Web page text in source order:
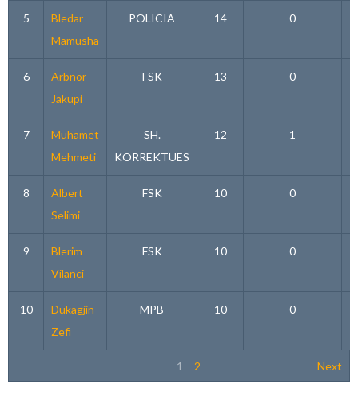
5
Bledar
Mamusha
POLICIA 14 0
6
Arbnor
Jakupi
FSK 13 0
7
Muhamet
Mehmeti
SH.
KORREKTUES
12 1
8
Albert
Selimi
FSK 10 0
9
Blerim
Vilanci
FSK 10 0
10
Dukagjin
Zefi
MPB 10 0
1 2 Next